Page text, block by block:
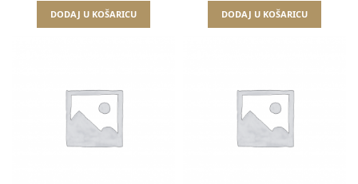
DODAJ U KOŠARICU DODAJ U KOŠARICU